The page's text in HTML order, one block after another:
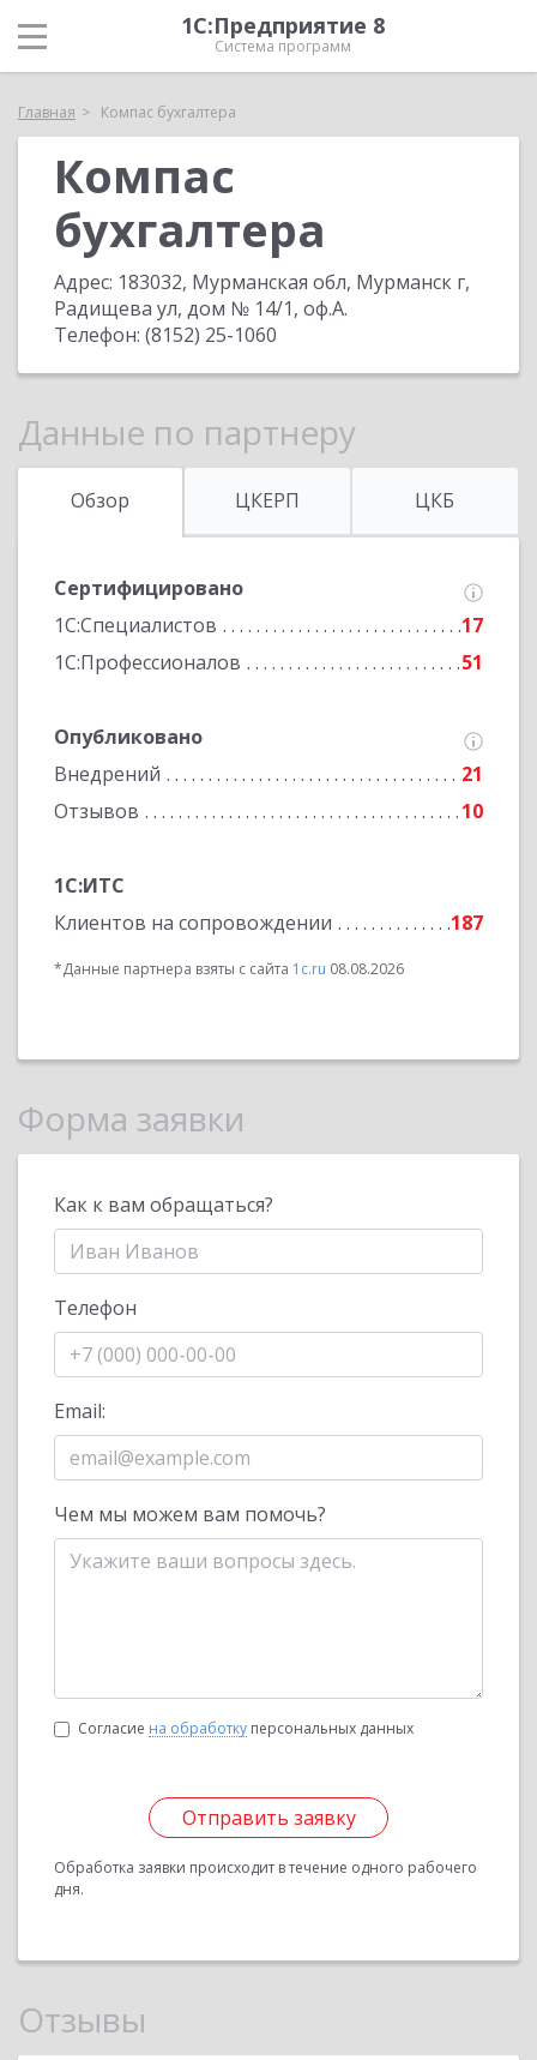
1С:Предприятие 8
Система программ
Главная Компас бухгалтера
Компас
бухгалтера
Адрес: 183032, Мурманская обл, Мурманск г,
Радищева ул, дом № 14/1, оф.А.
Телефон: (8152) 25-1060
Данные по партнеру
Обзор ЦКЕРП ЦКБ
Сертифицировано
1С:Специалистов
17
1С:Профессионалов
51
Опубликовано
Внедрений
21
Отзывов
10
1С:ИТС
Клиентов на сопровождении
187
*Данные партнера взяты с сайта 1c.ru 08.08.2026
Форма заявки
Как к вам обращаться?
Телефон
Email:
Чем мы можем вам помочь?
Согласие на обработку персональных данных
Отправить заявку
Обработка заявки происходит в течение одного рабочего
дня.
Отзывы